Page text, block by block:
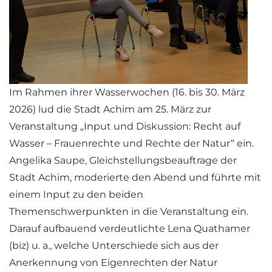
Im Rahmen ihrer Wasserwochen (16. bis 30. März
2026) lud die Stadt Achim am 25. März zur
Veranstaltung „Input und Diskussion: Recht auf
Wasser – Frauenrechte und Rechte der Natur“ ein.
Angelika Saupe, Gleichstellungsbeauftrage der
Stadt Achim, moderierte den Abend und führte mit
einem Input zu den beiden
Themenschwerpunkten in die Veranstaltung ein.
Darauf aufbauend verdeutlichte Lena Quathamer
(biz) u. a., welche Unterschiede sich aus der
Anerkennung von Eigenrechten der Natur